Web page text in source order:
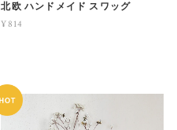
北欧 ハンドメイド スワッグ
¥814